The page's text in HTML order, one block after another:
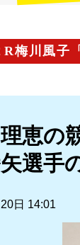
子「７位
理恵
選手
日 14:01